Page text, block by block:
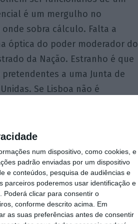
num dispositivo, como cookies, e
padrão enviadas por um dispositivo
e conteúdos, pesquisa de audiências e
parceiros poderemos usar identificação e
Poderá clicar para consentir o
conforme descrito acima. Em
as suas preferências antes de consentir
é um mergulho no
sobra cálculo. Falta a
óptica do poder moderador do
da Nação. Estranho é que
a uma Junta de
Se Lisboa não é
O país dos portugueses
local e a política global.
moral que o país deve
debaixo do céu é indiferente
da República, os candidatos
políticas de um
é inquestionável e